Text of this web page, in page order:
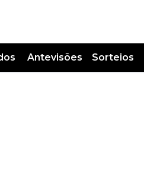
Antevisões Sorteios